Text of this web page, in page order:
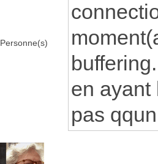
Personne(s)
en ayant
pas